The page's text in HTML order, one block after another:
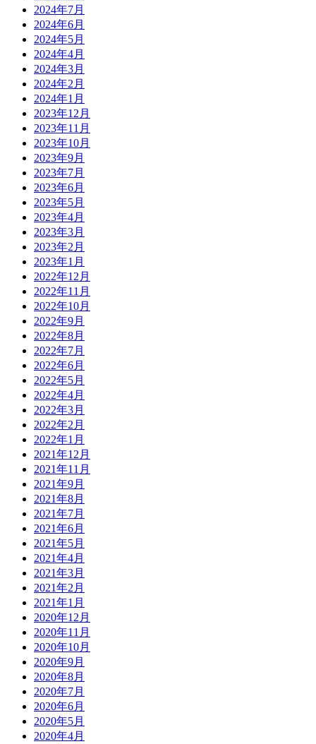
2024年7月
2024年6月
2024年5月
2024年4月
2024年3月
2024年2月
2024年1月
2023年12月
2023年11月
2023年10月
2023年9月
2023年7月
2023年6月
2023年5月
2023年4月
2023年3月
2023年2月
2023年1月
2022年12月
2022年11月
2022年10月
2022年9月
2022年8月
2022年7月
2022年6月
2022年5月
2022年4月
2022年3月
2022年2月
2022年1月
2021年12月
2021年11月
2021年9月
2021年8月
2021年7月
2021年6月
2021年5月
2021年4月
2021年3月
2021年2月
2021年1月
2020年12月
2020年11月
2020年10月
2020年9月
2020年8月
2020年7月
2020年6月
2020年5月
2020年4月